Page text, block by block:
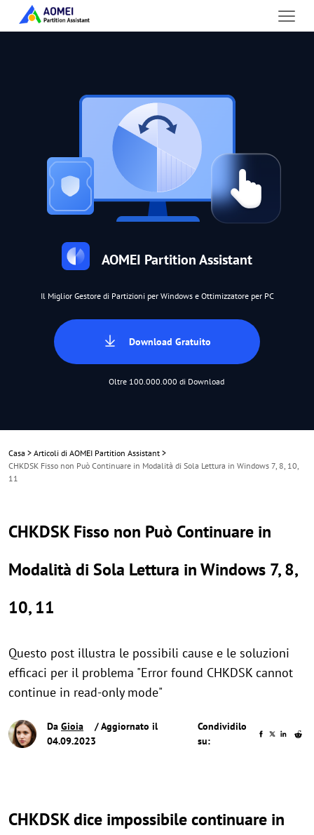
AOMEI Partition Assistant
Il Miglior Gestore di Partizioni per Windows e Ottimizzatore per PC
Download Gratuito
Oltre 100.000.000 di Download
Casa > Articoli di AOMEI Partition Assistant >
CHKDSK Fisso non Può Continuare in Modalità di Sola Lettura in Windows 7, 8, 10,
11
CHKDSK Fisso non Può Continuare in
Modalità di Sola Lettura in Windows 7, 8,
10, 11
Questo post illustra le possibili cause e le soluzioni
efficaci per il problema "Error found CHKDSK cannot
continue in read-only mode"
Da Gioia
/ Aggiornato il
04.09.2023
Condividilo
su:
CHKDSK dice impossibile continuare in